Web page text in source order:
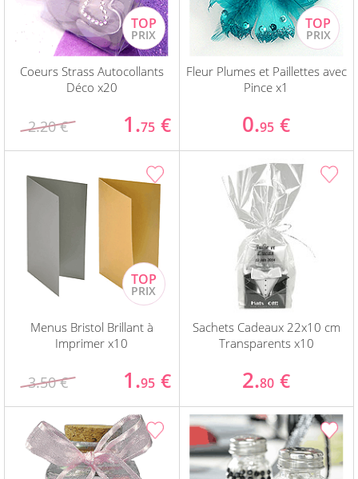
Coeurs Strass Autocollants
Déco x20
2.20 € 1.75 €
Fleur Plumes et Paillettes avec
Pince x1
0.95 €
Menus Bristol Brillant à
Imprimer x10
3.50 € 1.95 €
Sachets Cadeaux 22x10 cm
Transparents x10
2.80 €